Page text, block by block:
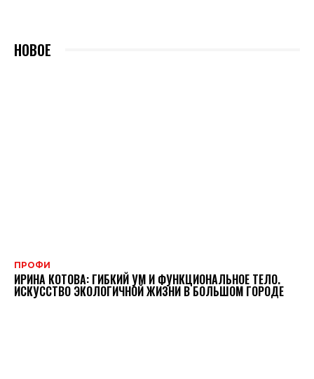
НОВОЕ
ПРОФИ
ИРИНА КОТОВА: ГИБКИЙ УМ И ФУНКЦИОНАЛЬНОЕ ТЕЛО.
ИСКУССТВО ЭКОЛОГИЧНОЙ ЖИЗНИ В БОЛЬШОМ ГОРОДЕ